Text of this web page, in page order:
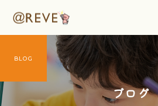
ブログ
BLOG